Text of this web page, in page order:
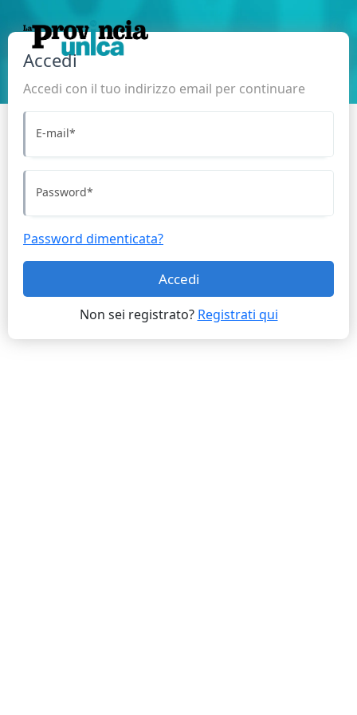
Accedi
Accedi con il tuo indirizzo email per continuare
E-mail*
Password*
Password dimenticata?
Accedi
Non sei registrato? Registrati qui